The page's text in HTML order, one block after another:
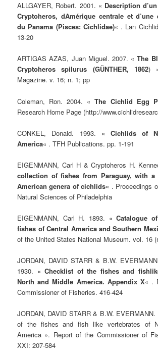
ALLGAYER, Robert. 2001. « Description
Cryptoheros, dAmérique centrale et d’une
du Panama (Pisces: Cichlidae)« . Lan
13-20
ARTIGAS AZAS, Juan Miguel. 2007. «The
Cryptoheros spilurus (GÜNTHER, 1862)
Magazine. v. 16; n. 1; pp
Coleman, Ron. 2004. «The Cichlid Egg
Research Home Page (http://
CONKEL, Donald. 1993. « Cichlids of
America« . TFH Publications. pp. 1-191
EIGENMANN, Carl H & Cryptoheros H.
collection of fishes from Paraguay, with
American genera of cichlids« . Proceedings
Natural Sciences of Philadelphia
EIGENMANN, Carl H. 1893. «Catalogue
fishes of Central America and Southern
of the United States National Museum. vol. 16
JORDAN, DAVID STARR & B.W.
1930. «Checklist of the fishes and
North and Middle America. Appendix X« .
Commissioner of Fisheries. 416-424
JORDAN, DAVID STARR & B.W.
of the fishes and fish like vertebrates of
America ». Report of the Commissioner of
XXI: 207-584